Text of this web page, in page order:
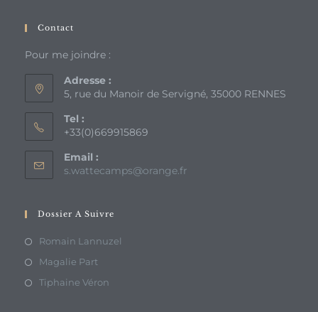
Contact
Pour me joindre :
Adresse :
5, rue du Manoir de Servigné, 35000 RENNES
Tel :
+33(0)669915869
Email :
s.wattecamps@orange.fr
Dossier À Suivre
Romain Lannuzel
Magalie Part
dans
Tiphaine Véron